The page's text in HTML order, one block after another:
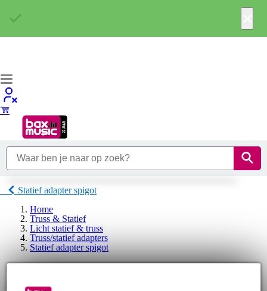
Statief adapter spigot
Home
Truss & Statief
Licht statief & truss
Truss/statief adapters
Statief adapter spigot
Gravity Statief adapter spigot
Er is product gevonden.